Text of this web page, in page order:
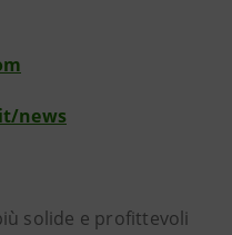
news
solide e profittevoli